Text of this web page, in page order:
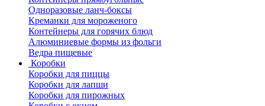
Одноразовые ланч-боксы
Креманки для мороженого
Контейнеры для горячих блюд
Алюминиевые формы из фольги
Ведра пищевые
Коробки
Коробки для пиццы
Коробки для лапши
Коробки для пирожных